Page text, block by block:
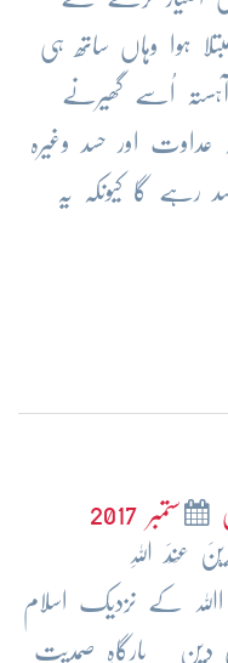
ہوا وہاں ساتھ ہی
آہستہ اُسے گھیرنے
اور حسد وغیرہ
گا کیونکہ یہ
ستمبر 2017
عِنْدَ اللہِ
اﷲ کے نزدیک اسلام
بارگاہِ صمدیت